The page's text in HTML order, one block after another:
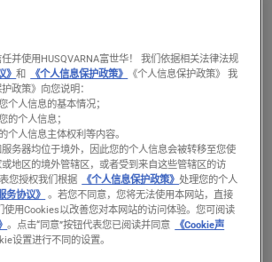
起来磨损时，应该更换割草机
以保持其性能。确保始终使用原
并在执行维护时始终与刀片同
否则螺钉可能会磨损并导致刀片
。
并使用HUSQVARNA富世华！ 我们依据相关法律法规
》和 《个人信息保护政策》
《个人信息保护政策》 我
政策》向您说明：
个人信息的基本情况；
的个人信息；
个人信息主体权利等内容。
务器均位于境外，因此您的个人信息会被转移至您使
地区的境外管辖区，或者受到来自这些管辖区的访
您授权我们根据 《个人信息保护政策》 处理您的个人
务协议》 。若您不同意，您将无法使用本网站，直接
使用Cookies以改善您对本网站的访问体验。您可阅读
。点击“同意”按钮代表您已阅读并同意
《Cookie声
设置进行不同的设置。